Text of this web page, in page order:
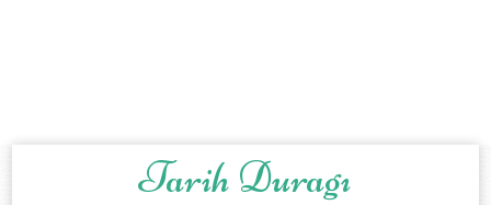
Tarih Duragı